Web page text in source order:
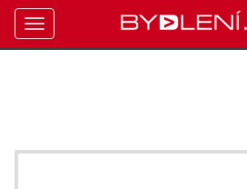
Toggle
navigation